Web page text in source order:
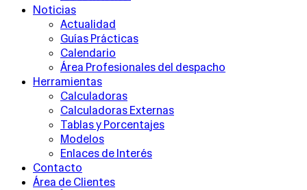
Noticias
Actualidad
Guías Prácticas
Calendario
Área Profesionales del despacho
Herramientas
Calculadoras
Calculadoras Externas
Tablas y Porcentajes
Modelos
Enlaces de Interés
Contacto
Área de Clientes